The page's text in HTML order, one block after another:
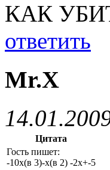
КАК
ответить
Mr.X
Цитата
Гость пишет:
-10х(в 3)-х(в 2) -2х+-5